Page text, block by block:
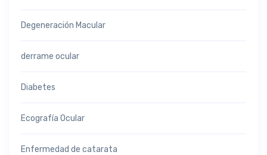
Degeneración Macular
derrame ocular
Diabetes
Ecografía Ocular
Enfermedad de catarata